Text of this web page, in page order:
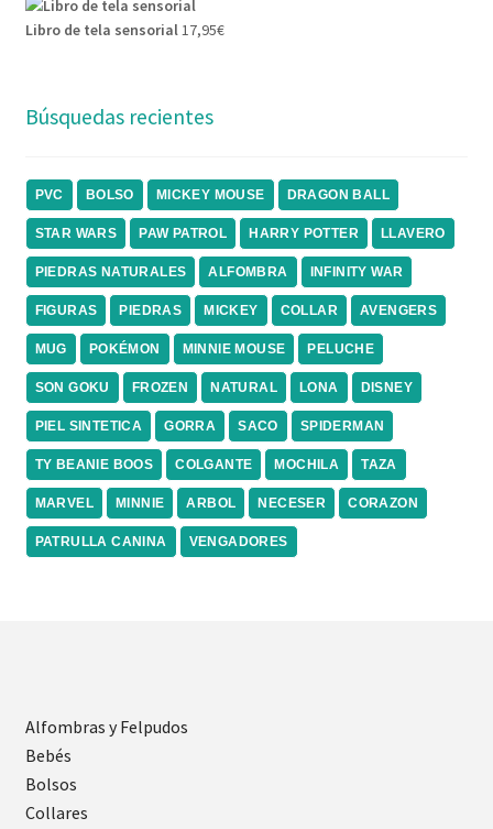
Libro de tela sensorial17,95€
Búsquedas recientes
PVC BOLSO MICKEY MOUSE DRAGON BALL
STAR WARS PAW PATROL HARRY POTTER LLAVERO
PIEDRAS NATURALES ALFOMBRA INFINITY WAR
FIGURAS PIEDRAS MICKEY COLLAR AVENGERS
MUG POKÉMON MINNIE MOUSE PELUCHE
SON GOKU FROZEN NATURAL LONA DISNEY
PIEL SINTETICA GORRA SACO SPIDERMAN
TY BEANIE BOOS COLGANTE MOCHILA TAZA
MARVEL MINNIE ARBOL NECESER CORAZON
PATRULLA CANINA VENGADORES
Alfombras y Felpudos
Bebés
Bolsos
Collares